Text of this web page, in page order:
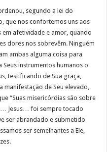
segundo a lei do
que nos confortemos uns aos
em afetividade e amor, quando
dores nos sobrevêm. Ninguém
ambas alguma coisa para
instrumentos humanos o
testificando de Sua graça,
manifestação de Seu elevado,
“Suas misericórdias são sobre
… Jesus… foi sempre tocado
ser abrandado e submetido
ser semelhantes a Ele,